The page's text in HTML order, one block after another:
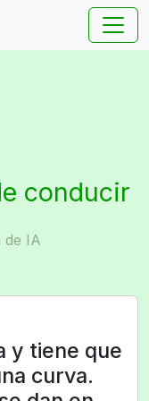
conducir
de IA
y tiene que
curva.